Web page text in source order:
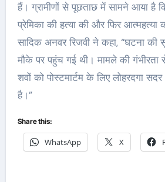
हैं। ग्रामीणों से पूछताछ में सामने आया है
प्रेमिका की हत्या की और फिर आत्महत्या
सादिक अनवर रिजवी ने कहा, “घटना की
मौके पर पहुंच गई थी। मामले की गंभीरता
शवों को पोस्टमार्टम के लिए लोहरदगा
है।”
Share this:
WhatsApp X